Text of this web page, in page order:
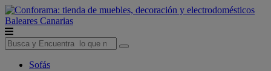
Baleares Canarias
Sofás